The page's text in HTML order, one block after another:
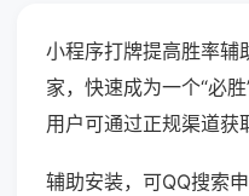
小程序打牌提高胜率辅
家，快速成为一个“必
用户可通过正规渠道获
辅助安装，可QQ搜索